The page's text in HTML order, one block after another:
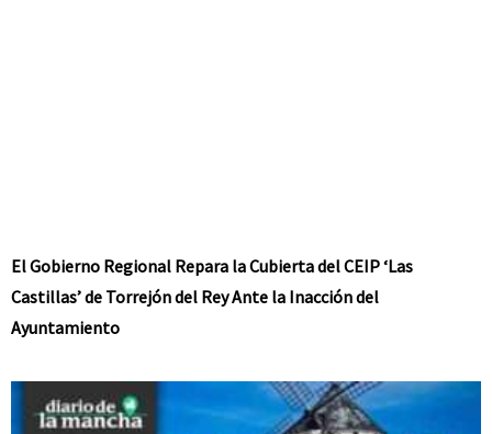
El Gobierno Regional Repara la Cubierta del CEIP ‘Las
Castillas’ de Torrejón del Rey Ante la Inacción del
Ayuntamiento